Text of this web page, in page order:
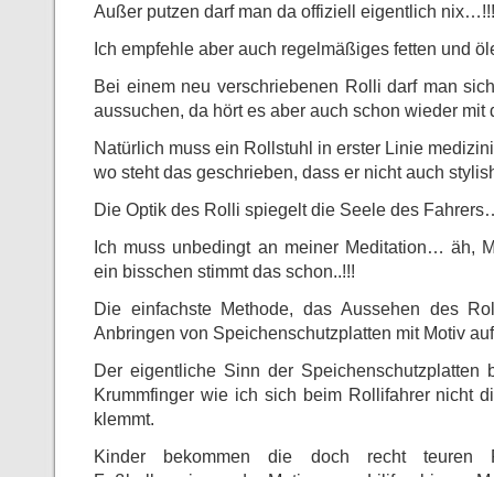
Außer putzen darf man da offiziell eigentlich nix…!!!
Ich empfehle aber auch regelmäßiges fetten und
Bei einem neu verschriebenen Rolli darf man
aussuchen, da hört es aber auch schon wieder mit
Natürlich muss ein Rollstuhl in erster Linie
wo steht das geschrieben, dass er nicht auch
Die Optik des Rolli spiegelt die Seele des
Ich muss unbedingt an meiner Meditation… äh,
ein bisschen stimmt das schon..!!!
Die einfachste Methode, das Aussehen des
Anbringen von Speichenschutzplatten mit Motiv
Der eigentliche Sinn der Speichenschutzplatten
Krummfinger wie ich sich beim Rollifahrer nicht
klemmt.
Kinder bekommen die doch recht teuren